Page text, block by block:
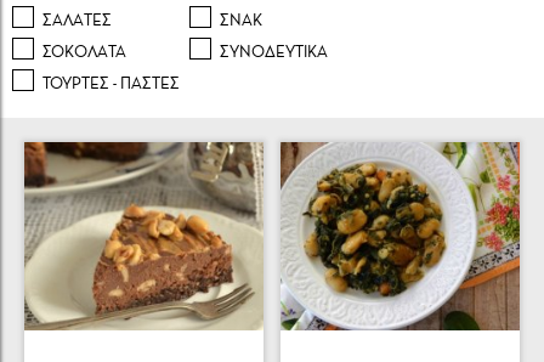
ΣΑΛAΤΕΣ
ΣΝΑΚ
ΣΟΚΟΛAΤΑ
ΣΥΝΟΔΕΥΤΙΚA
ΤΟΥΡΤΕΣ - ΠAΣΤΕΣ